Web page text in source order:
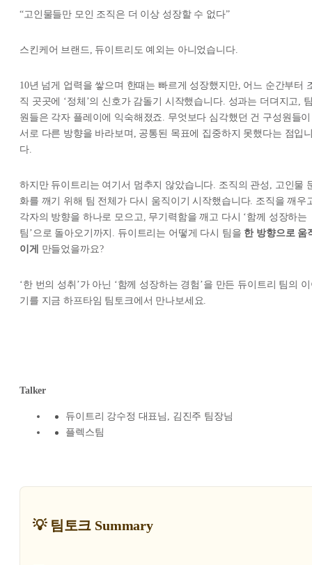
“고인물들만 모인 조직은 더 이상 성장할 수 없다”
스킨케어 브랜드, 듀이트리도 예외는 아니었습니다.
10년 넘게 업력을 쌓으며 한때는 빠르게 성장했지만, 어느 순간부터
직 곳곳에 ‘정체’의 신호가 감돌기 시작했습니다. 성과는 더뎌지고,
원들은 각자 플레이에 익숙해졌죠. 무엇보다 심각했던 건 구성원들이
서로 다른 방향을 바라보며, 공통된 목표에 집중하지 못했다는 점입
다.
하지만 듀이트리는 여기서 멈추지 않았습니다. 조직의 관성, 고인물
화를 깨기 위해 팀 전체가 다시 움직이기 시작했습니다. 조직을 깨우
각자의 방향을 하나로 모으고, 무기력함을 깨고 다시 ‘함께 성장하는
팀’으로 돌아오기까지. 듀이트리는 어떻게 다시 팀을 한 방향으로 움
이게
만들었을까요?
‘한 번의 성취’가 아닌 ‘함께 성장하는 경험’을 만든 듀이트리 팀의
기를 지금 하프타임 팀토크에서 만나보세요.
Talker
듀이트리 강수정 대표님, 김진주 팀장님
플렉스팀
💡 팀토크 Summary